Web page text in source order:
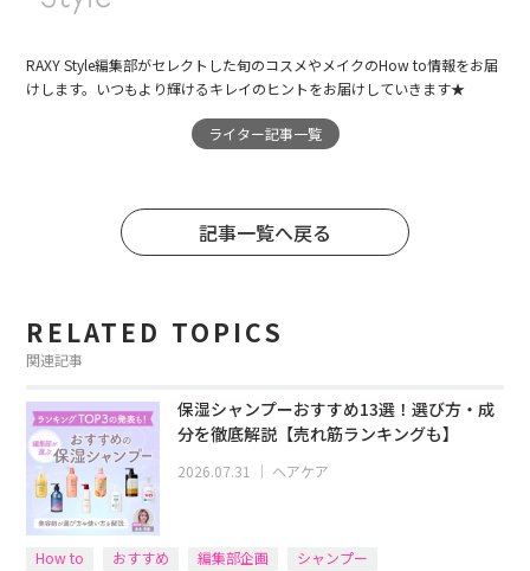
RAXY Style編集部がセレクトした旬のコスメやメイクのHow to情報をお届
けします。いつもより輝けるキレイのヒントをお届けしていきます★
ライター記事一覧
記事一覧へ戻る
RELATED TOPICS
関連記事
保湿シャンプーおすすめ13選！選び方・成
分を徹底解説【売れ筋ランキングも】
2026.07.31 ｜ ヘアケア
How to おすすめ 編集部企画 シャンプー